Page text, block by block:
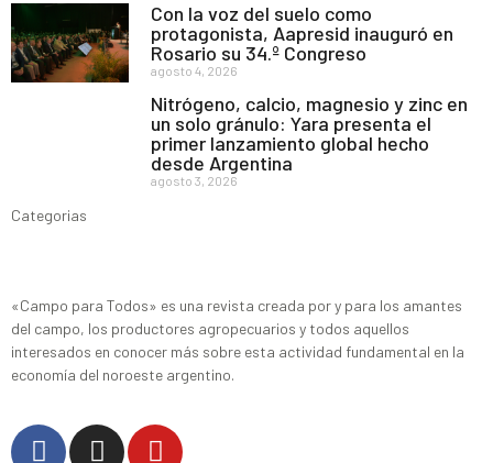
Con la voz del suelo como
protagonista, Aapresid inauguró en
Rosario su 34.º Congreso
agosto 4, 2026
Nitrógeno, calcio, magnesio y zinc en
un solo gránulo: Yara presenta el
primer lanzamiento global hecho
desde Argentina
agosto 3, 2026
Categorias
«Campo para Todos» es una revista creada por y para los amantes
del campo, los productores agropecuarios y todos aquellos
interesados en conocer más sobre esta actividad fundamental en la
economía del noroeste argentino.